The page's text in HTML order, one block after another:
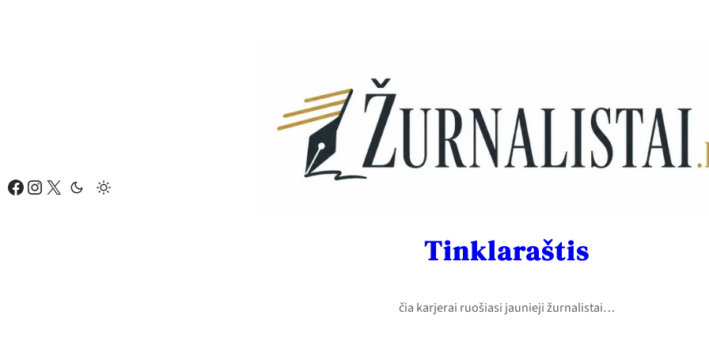
Facebook Instagram X
Tinklaraštis
čia karjerai ruošiasi jaunieji žurnalistai…